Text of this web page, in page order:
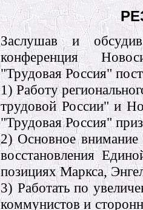
Заслушав и
конференция
"Трудовая Россия"
1) Работу
трудовой России" и
"Трудовая Россия"
2) Основное внимание
восстановления
позициях Маркса,
3) Работать по
коммунистов и